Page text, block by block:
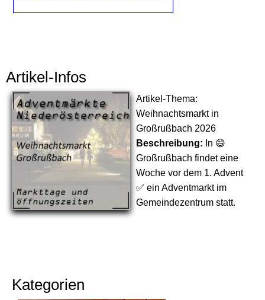
Artikel-Infos
Artikel-Thema:
Weihnachtsmarkt in
Großrußbach 2026
Beschreibung: In 😄
Großrußbach findet eine
Woche vor dem 1. Advent
✅ ein Adventmarkt im
Gemeindezentrum statt.
Kategorien